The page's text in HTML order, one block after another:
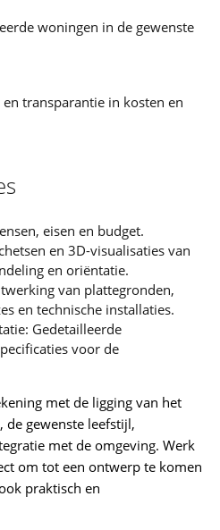
woningen in de gewenste
transparantie in kosten en
eisen en budget.
en 3D-visualisaties van
en oriëntatie.
van plattegronden,
en technische installaties.
Gedetailleerde
voor de
met de ligging van het
de gewenste leefstijl,
met de omgeving. Werk
om tot een ontwerp te komen
praktisch en